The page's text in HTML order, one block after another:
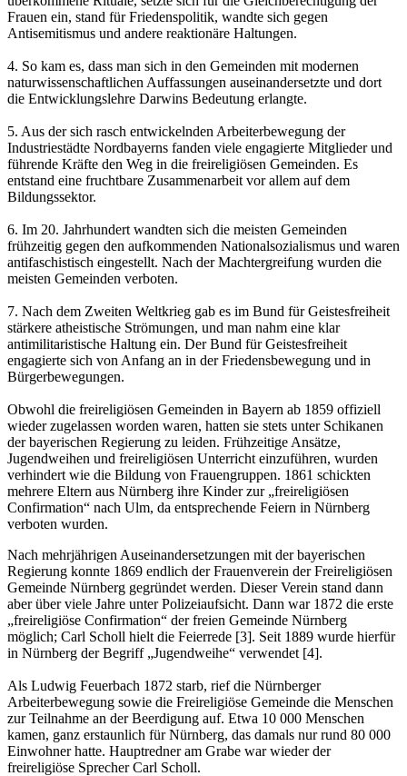
Frauen ein, stand für Friedenspolitik, wandte sich gegen
Antisemitismus und andere reaktionäre Haltungen.
4. So kam es, dass man sich in den Gemeinden mit modernen
naturwissenschaftlichen Auffassungen auseinandersetzte und dort
die Entwicklungslehre Darwins Bedeutung erlangte.
5. Aus der sich rasch entwickelnden Arbeiterbewegung der
Industriestädte Nordbayerns fanden viele engagierte Mitglieder und
führende Kräfte den Weg in die freireligiösen Gemeinden. Es
entstand eine fruchtbare Zusammenarbeit vor allem auf dem
Bildungssektor.
6. Im 20. Jahrhundert wandten sich die meisten Gemeinden
frühzeitig gegen den aufkommenden Nationalsozialismus und waren
antifaschistisch eingestellt. Nach der Machtergreifung wurden die
meisten Gemeinden verboten.
7. Nach dem Zweiten Weltkrieg gab es im Bund für Geistesfreiheit
stärkere atheistische Strömungen, und man nahm eine klar
antimilitaristische Haltung ein. Der Bund für Geistesfreiheit
engagierte sich von Anfang an in der Friedensbewegung und in
Bürgerbewegungen.
Obwohl die freireligiösen Gemeinden in Bayern ab 1859 offiziell
wieder zugelassen worden waren, hatten sie stets unter Schikanen
der bayerischen Regierung zu leiden. Frühzeitige Ansätze,
Jugendweihen und freireligiösen Unterricht einzuführen, wurden
verhindert wie die Bildung von Frauengruppen. 1861 schickten
mehrere Eltern aus Nürnberg ihre Kinder zur „freireligiösen
Confirmation“ nach Ulm, da entsprechende Feiern in Nürnberg
verboten wurden.
Nach mehrjährigen Auseinandersetzungen mit der bayerischen
Regierung konnte 1869 endlich der Frauenverein der Freireligiösen
Gemeinde Nürnberg gegründet werden. Dieser Verein stand dann
aber über viele Jahre unter Polizeiaufsicht. Dann war 1872 die erste
„freireligiöse Confirmation“ der freien Gemeinde Nürnberg
möglich; Carl Scholl hielt die Feierrede [3]. Seit 1889 wurde hierfür
in Nürnberg der Begriff „Jugendweihe“ verwendet [4].
Als Ludwig Feuerbach 1872 starb, rief die Nürnberger
Arbeiterbewegung sowie die Freireligiöse Gemeinde die Menschen
zur Teilnahme an der Beerdigung auf. Etwa 10 000 Menschen
kamen, ganz erstaunlich für Nürnberg, das damals nur rund 80 000
Einwohner hatte. Hauptredner am Grabe war wieder der
freireligiöse Sprecher Carl Scholl.